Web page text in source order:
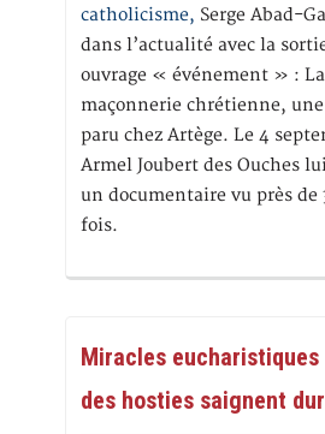
catholicisme, Serge Abad-
dans l’actualité avec la
ouvrage « événement » :
maçonnerie chrétienne,
paru chez Artège. Le 4
Armel Joubert des Ouches
un documentaire vu près
fois.
Miracles eucharistiques
des hosties saignent